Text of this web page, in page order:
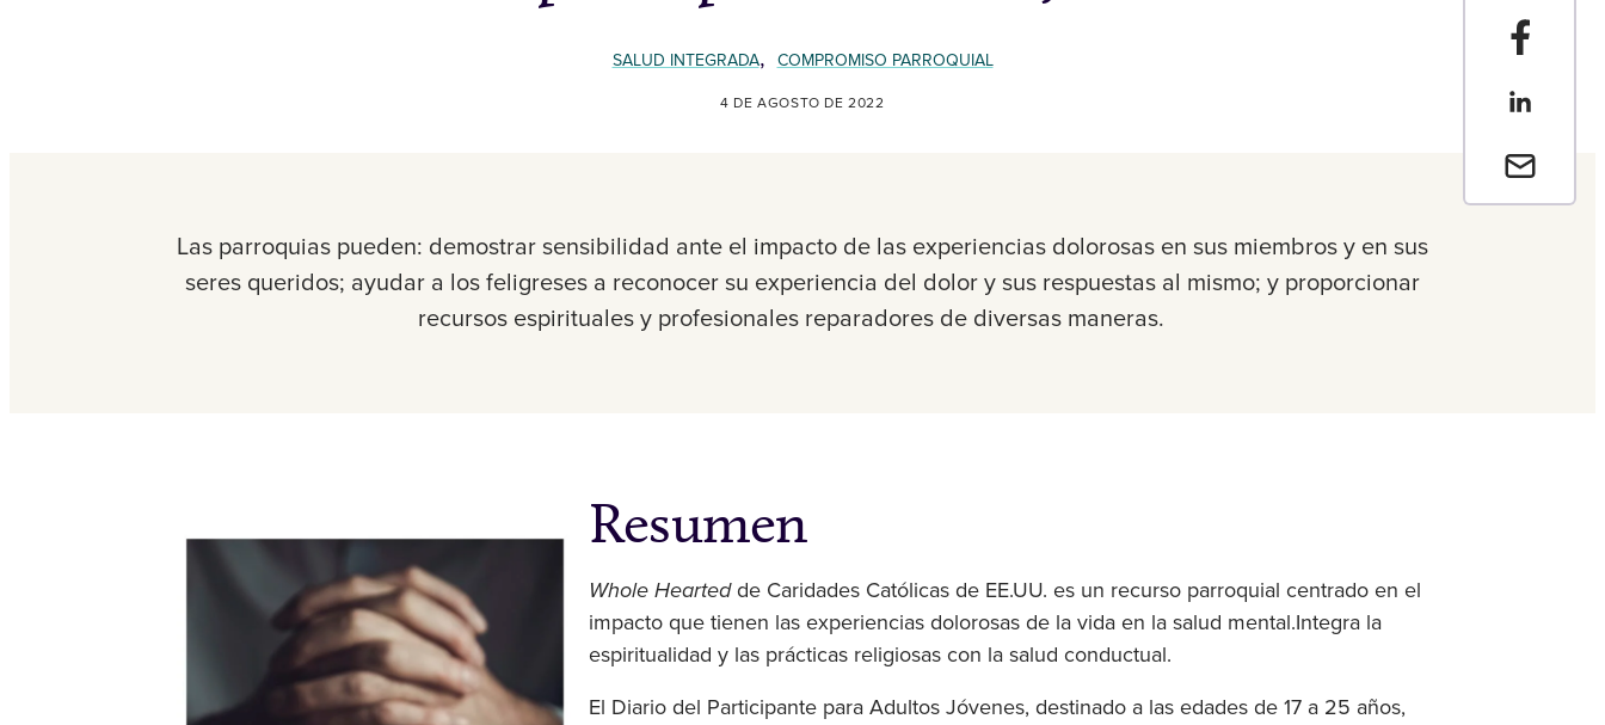
Envia un
SALUD INTEGRADA, COMPROMISO PARROQUIAL
4 DE AGOSTO DE 2022
Las parroquias pueden: demostrar sensibilidad ante el impacto de las experiencias dolorosas en sus miembros y en sus
seres queridos; ayudar a los feligreses a reconocer su experiencia del dolor y sus respuestas al mismo; y proporcionar
recursos espirituales y profesionales reparadores de diversas maneras.
Resumen
Whole Heartedde Caridades Católicas de EE.UU. es un recurso parroquial centrado en el
impacto que tienen las experiencias dolorosas de la vida en la salud mental.Integra la
espiritualidad y las prácticas religiosas con la salud conductual.
El Diario del Participante para Adultos Jóvenes, destinado a las edades de 17 a 25 años,